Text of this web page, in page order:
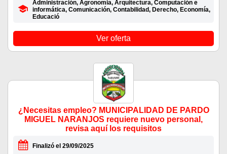
Administración, Agronomia, Arquitectura, Computación e
informática, Comunicación, Contabilidad, Derecho, Economía,
Educació
Ver oferta
¿Necesitas empleo? MUNICIPALIDAD DE PARDO
MIGUEL NARANJOS requiere nuevo personal,
revisa aquí los requisitos
Finalizó el 29/09/2025